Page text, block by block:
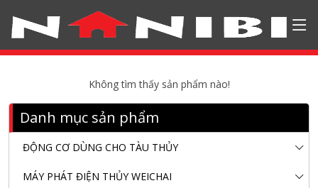
Danh mục sản phẩm
ĐỘNG CƠ DÙNG CHO TÀU THỦY
MÁY PHÁT ĐIỆN THỦY WEICHAI
Không tìm thấy sản phẩm nào!